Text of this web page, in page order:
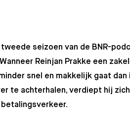
seizoen van de BNR-
Reinjan Prakke een
snel en makkelijk gaat
te achterhalen, verdiept hij